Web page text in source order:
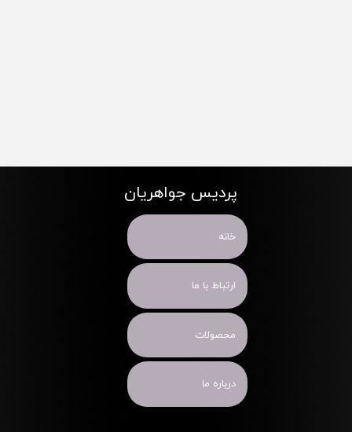
پردیس جواهریان
خانه
ارتباط با ما
محصولات
درباره ما